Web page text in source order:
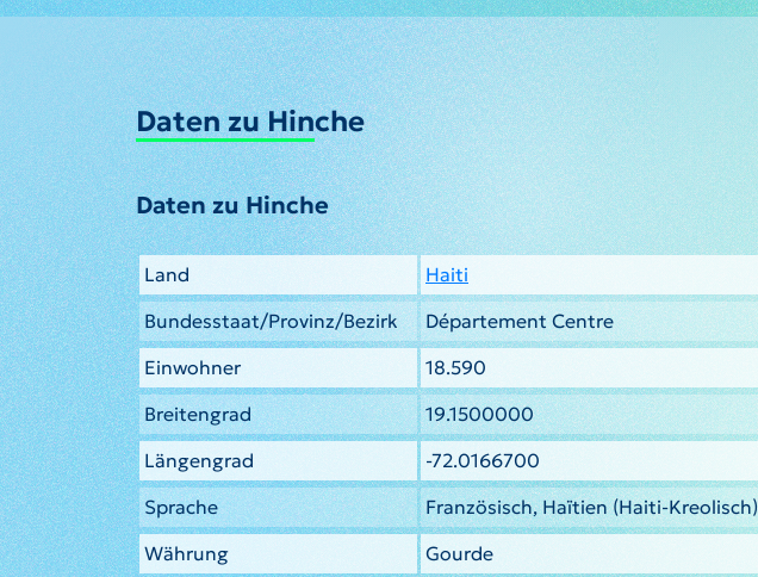
Daten zu Hinche
Daten zu Hinche
Land
Haiti
Bundesstaat/Provinz/Bezirk
Département Centre
Einwohner
18.590
Breitengrad
19.1500000
Längengrad
-72.0166700
Sprache
Französisch, Haïtien (Haiti-Kreolisch)
Währung
Gourde